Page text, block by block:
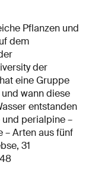
Pflanzen und
dem
der
eine Gruppe
wann diese
entstanden
perialpine –
– Arten aus fünf
31